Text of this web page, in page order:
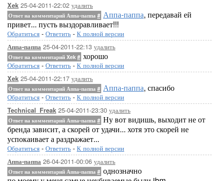
Xek 25-04-2011-22:02 удалить
Ответ на комментарий Аппа-паппа # Аппа-паппа, передавай ей
привет... пусть выздоравливает!!!
Обратиться - Ответить - К полной версии
Аппа-паппа 25-04-2011-22:13 удалить
Ответ на комментарий Xek # хорошо
Обратиться - Ответить - К полной версии
Xek 25-04-2011-22:17 удалить
Ответ на комментарий Аппа-паппа # Аппа-паппа, спасибо
Обратиться - Ответить - К полной версии
Technical_Freak 25-04-2011-23:30 удалить
Ответ на комментарий Аппа-паппа # Ну вот видишь, выходит не от
бренда зависит, а скорей от удачи... хотя это скорей не
успокаивает а раздражает...
Обратиться - Ответить - К полной версии
Аппа-паппа 26-04-2011-00:06 удалить
Ответ на комментарий Аппа-паппа # однозначно